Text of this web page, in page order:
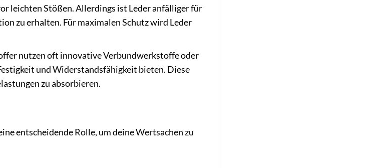
leichten Stößen. Allerdings ist Leder anfälliger für
zu erhalten. Für maximalen Schutz wird Leder
nutzen oft innovative Verbundwerkstoffe oder
und Widerstandsfähigkeit bieten. Diese
zu absorbieren.
entscheidende Rolle, um deine Wertsachen zu